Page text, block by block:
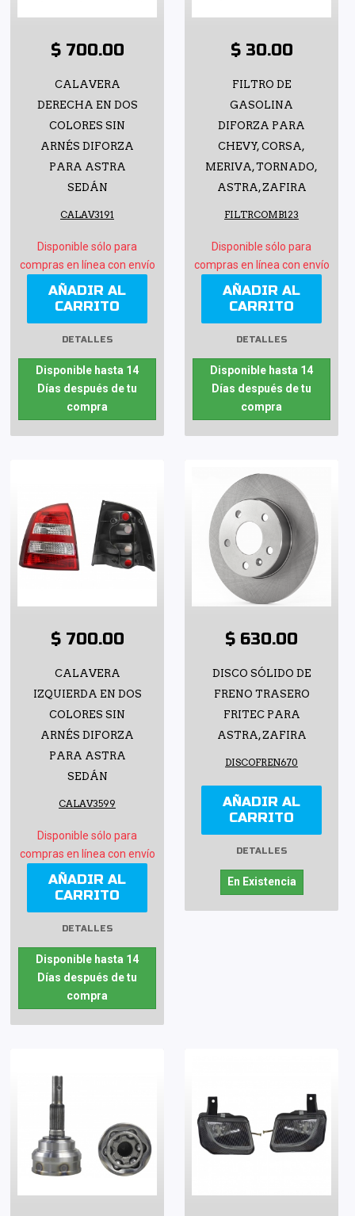
$ 700.00
CALAVERA
DERECHA EN DOS
COLORES SIN
ARNÉS DIFORZA
PARA ASTRA
SEDÁN
CALAV3191
Disponible sólo para
compras en línea con envío
AÑADIR AL
CARRITO
DETALLES
Disponible hasta 14
Días después de tu
compra
$ 30.00
FILTRO DE
GASOLINA
DIFORZA PARA
CHEVY, CORSA,
MERIVA, TORNADO,
ASTRA, ZAFIRA
FILTRCOMB123
Disponible sólo para
compras en línea con envío
AÑADIR AL
CARRITO
DETALLES
Disponible hasta 14
Días después de tu
compra
$ 700.00
CALAVERA
IZQUIERDA EN DOS
COLORES SIN
ARNÉS DIFORZA
PARA ASTRA
SEDÁN
CALAV3599
Disponible sólo para
compras en línea con envío
AÑADIR AL
CARRITO
DETALLES
Disponible hasta 14
Días después de tu
compra
$ 630.00
DISCO SÓLIDO DE
FRENO TRASERO
FRITEC PARA
ASTRA, ZAFIRA
DISCOFREN670
AÑADIR AL
CARRITO
DETALLES
En Existencia